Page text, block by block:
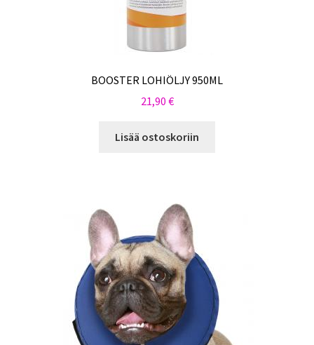
BOOSTER LOHIÖLJY 950ML
21,90 €
Lisää ostoskoriin